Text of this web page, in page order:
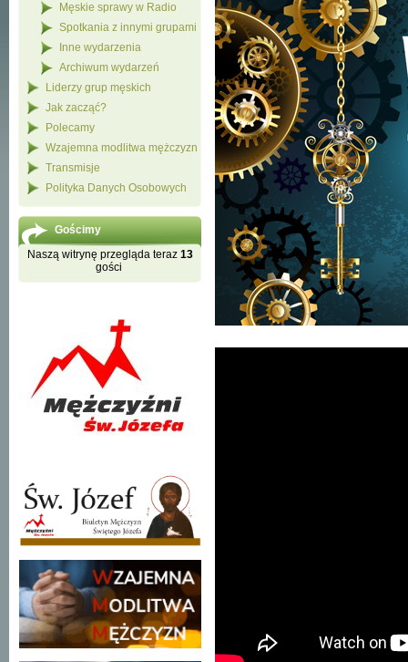
Męskie sprawy w Radio
Spotkania z innymi grupami
Inne wydarzenia
Archiwum wydarzeń
Liderzy grup męskich
Jak zacząć?
Polecamy
Wzajemna modlitwa mężczyzn
Transmisje
Polityka Danych Osobowych
Gościmy
Naszą witrynę przegląda teraz 13
gości